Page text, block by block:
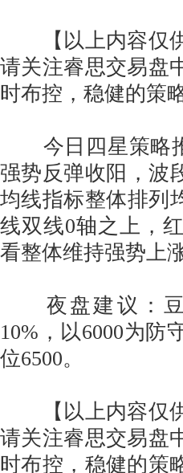
【以上内容仅供
请关注睿思交易盘
时布控，稳健的策
今日四星策略推
强势反弹收阳，波
均线指标整体排列
线双线0轴之上，
看整体维持强势上
夜盘建议：豆
10%，以6000为防
位6500。
【以上内容仅供
请关注睿思交易盘
时布控，稳健的策